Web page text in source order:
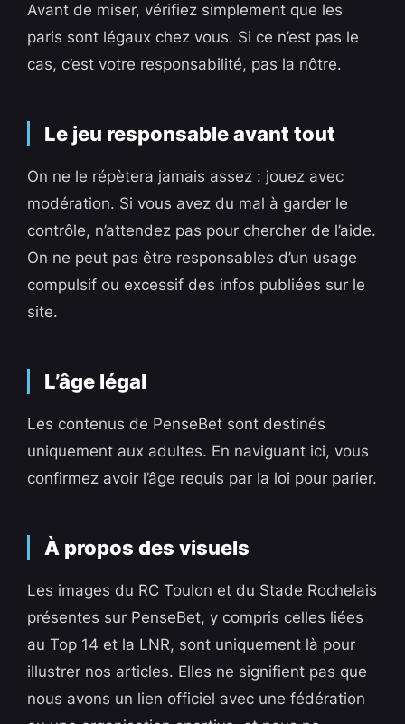
Avant de miser, vérifiez simplement que les
paris sont légaux chez vous. Si ce n’est pas le
cas, c’est votre responsabilité, pas la nôtre.
Le jeu responsable avant tout
On ne le répètera jamais assez : jouez avec
modération. Si vous avez du mal à garder le
contrôle, n’attendez pas pour chercher de l’aide.
On ne peut pas être responsables d’un usage
compulsif ou excessif des infos publiées sur le
site.
L’âge légal
Les contenus de PenseBet sont destinés
uniquement aux adultes. En naviguant ici, vous
confirmez avoir l’âge requis par la loi pour parier.
À propos des visuels
Les images du RC Toulon et du Stade Rochelais
présentes sur PenseBet, y compris celles liées
au Top 14 et la LNR, sont uniquement là pour
illustrer nos articles. Elles ne signifient pas que
nous avons un lien officiel avec une fédération